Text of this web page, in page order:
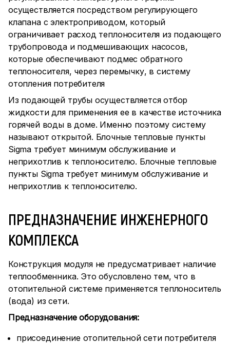
осуществляется посредством регулирующего
клапана с электроприводом, который
ограничивает расход теплоносителя из подающего
трубопровода и подмешивающих насосов,
которые обеспечивают подмес обратного
теплоносителя, через перемычку, в систему
отопления потребителя
Из подающей трубы осуществляется отбор
жидкости для применения ее в качестве источника
горячей воды в доме. Именно поэтому систему
называют открытой. Блочные тепловые пункты
Sigma требует минимум обслуживание и
неприхотлив к теплоносителю. Блочные тепловые
пункты Sigma требует минимум обслуживание и
неприхотлив к теплоносителю.
ПРЕДНАЗНАЧЕНИЕ ИНЖЕНЕРНОГО
КОМПЛЕКСА
Конструкция модуля не предусматривает наличие
теплообменника. Это обусловлено тем, что в
отопительной системе применяется теплоноситель
(вода) из сети.
Предназначение оборудования:
присоединение отопительной сети потребителя